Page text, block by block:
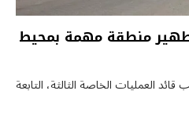
منطقة مهمة بمحيط
قائد العمليات الخاصة الثالثة، التابعة